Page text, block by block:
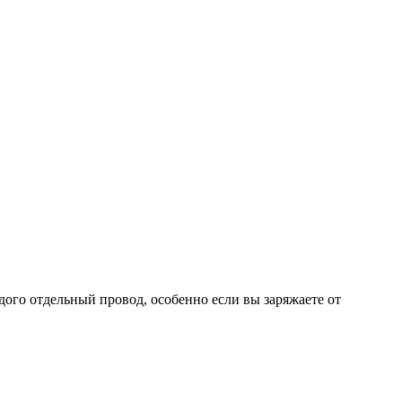
отдельный провод, особенно если вы заряжаете от